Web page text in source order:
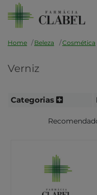
Home Beleza Cosmética
Verniz
Categorias